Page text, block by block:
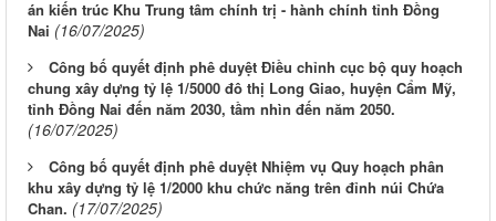
án kiến trúc Khu Trung tâm chính trị - hành chính tỉnh Đồng
Nai (16/07/2025)
Công bố quyết định phê duyệt Điều chỉnh cục bộ quy hoạch
chung xây dựng tỷ lệ 1/5000 đô thị Long Giao, huyện Cẩm Mỹ,
tỉnh Đồng Nai đến năm 2030, tầm nhìn đến năm 2050.
(16/07/2025)
Công bố quyết định phê duyệt Nhiệm vụ Quy hoạch phân
khu xây dựng tỷ lệ 1/2000 khu chức năng trên đỉnh núi Chứa
Chan. (17/07/2025)